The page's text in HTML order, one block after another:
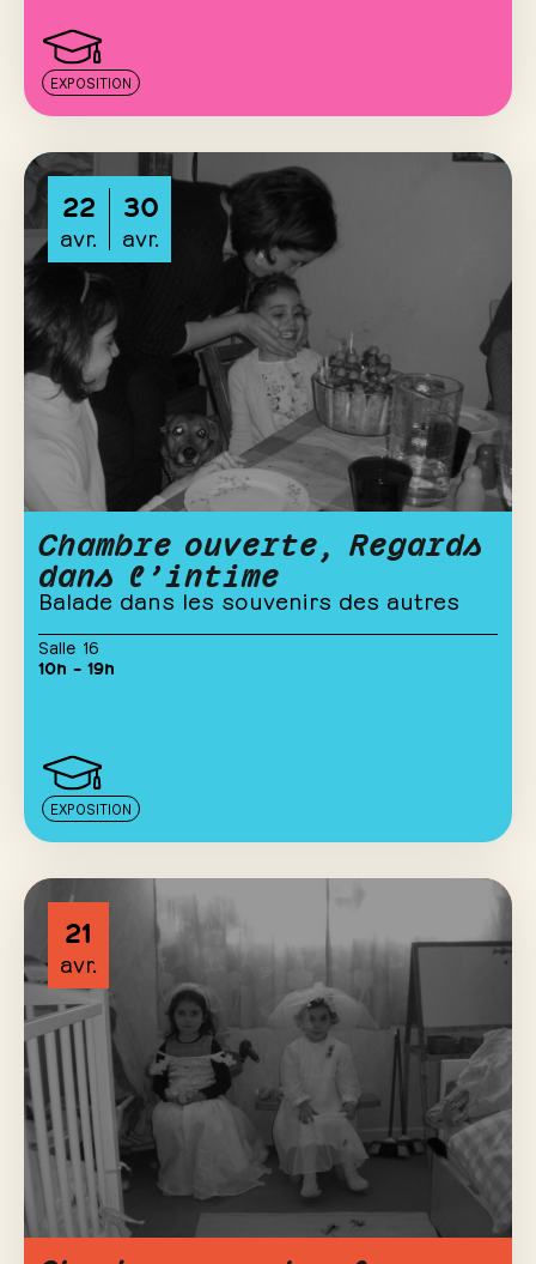
EXPOSITION
22
avr.
30
avr.
Chambre ouverte, Regards
dans l’intime
Balade dans les souvenirs des autres
Salle 16
10h – 19h
EXPOSITION
21
avr.